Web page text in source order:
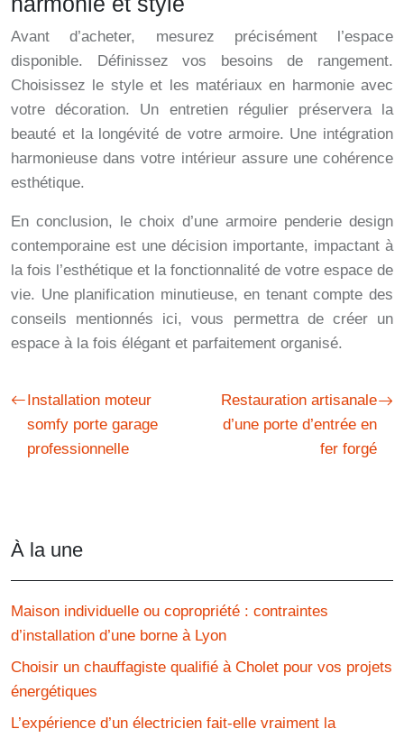
Avant d’acheter, mesurez précisément l’espace
disponible. Définissez vos besoins de rangement.
Choisissez le style et les matériaux en harmonie avec
votre décoration. Un entretien régulier préservera la
beauté et la longévité de votre armoire. Une intégration
harmonieuse dans votre intérieur assure une cohérence
esthétique.
En conclusion, le choix d’une armoire penderie design
contemporaine est une décision importante, impactant à
la fois l’esthétique et la fonctionnalité de votre espace de
vie. Une planification minutieuse, en tenant compte des
conseils mentionnés ici, vous permettra de créer un
espace à la fois élégant et parfaitement organisé.
Installation moteur
somfy porte garage
professionnelle
Restauration artisanale
d’une porte d’entrée en
fer forgé
À la une
Maison individuelle ou copropriété : contraintes
d’installation d’une borne à Lyon
Choisir un chauffagiste qualifié à Cholet pour vos projets
énergétiques
L’expérience d’un électricien fait-elle vraiment la